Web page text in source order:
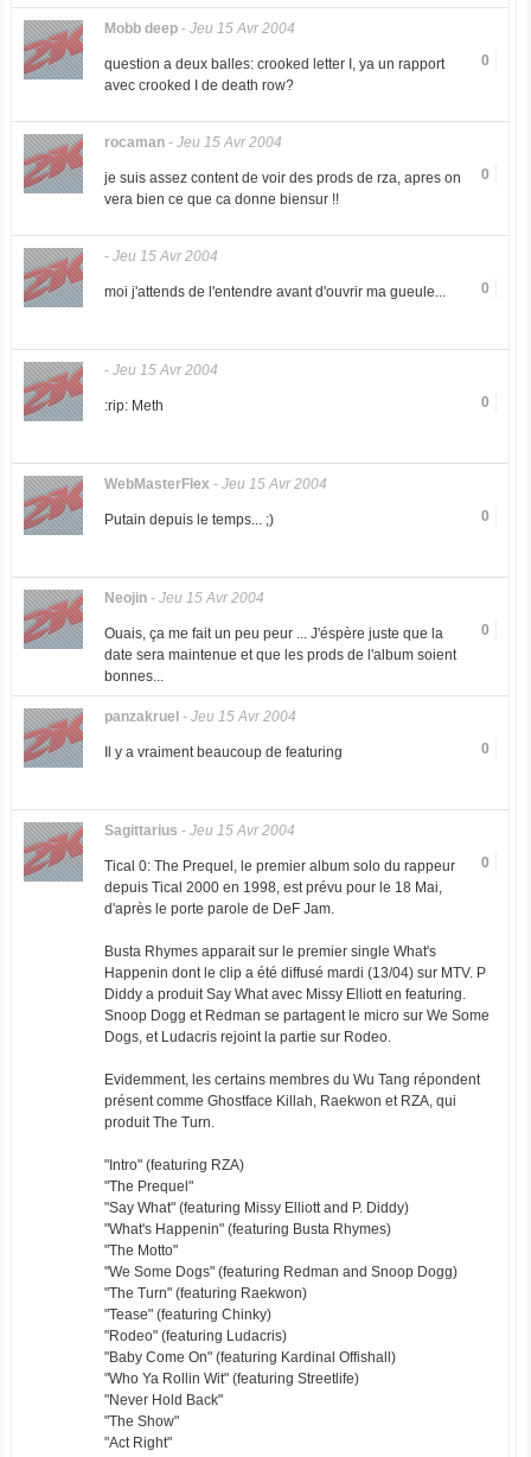
Mobb deep- Jeu 15 Avr 2004
0
question a deux balles: crooked letter I, ya un rapport
avec crooked I de death row?
rocaman- Jeu 15 Avr 2004
0
je suis assez content de voir des prods de rza, apres on
vera bien ce que ca donne biensur !!
- Jeu 15 Avr 2004
0
moi j'attends de l'entendre avant d'ouvrir ma gueule...
- Jeu 15 Avr 2004
0
:rip: Meth
WebMasterFlex - Jeu 15 Avr 2004
0
Putain depuis le temps... ;)
Neojin- Jeu 15 Avr 2004
0
Ouais, ça me fait un peu peur ... J'éspère juste que la
date sera maintenue et que les prods de l'album soient
bonnes...
panzakruel - Jeu 15 Avr 2004
0
Il y a vraiment beaucoup de featuring
Sagittarius - Jeu 15 Avr 2004
0
Tical 0: The Prequel, le premier album solo du rappeur
depuis Tical 2000 en 1998, est prévu pour le 18 Mai,
d'après le porte parole de DeF Jam.
Busta Rhymes apparait sur le premier single What's
Happenin dont le clip a été diffusé mardi (13/04) sur MTV. P
Diddy a produit Say What avec Missy Elliott en featuring.
Snoop Dogg et Redman se partagent le micro sur We Some
Dogs, et Ludacris rejoint la partie sur Rodeo.
Evidemment, les certains membres du Wu Tang répondent
présent comme Ghostface Killah, Raekwon et RZA, qui
produit The Turn.
"Intro" (featuring RZA)
"The Prequel"
"Say What" (featuring Missy Elliott and P. Diddy)
"What's Happenin" (featuring Busta Rhymes)
"The Motto"
"We Some Dogs" (featuring Redman and Snoop Dogg)
"The Turn" (featuring Raekwon)
"Tease" (featuring Chinky)
"Rodeo" (featuring Ludacris)
"Baby Come On" (featuring Kardinal Offishall)
"Who Ya Rollin Wit" (featuring Streetlife)
"Never Hold Back"
"The Show"
"Act Right"